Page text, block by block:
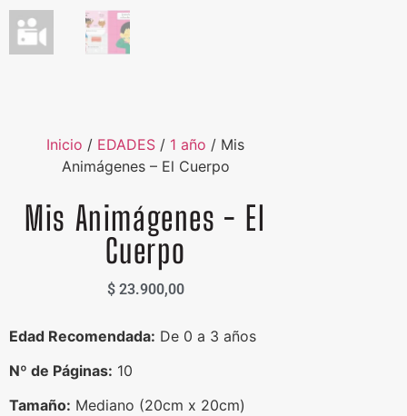
Inicio / EDADES / 1 año / Mis
Animágenes – El Cuerpo
Mis Animágenes - El
Cuerpo
$23.900,00
Edad Recomendada: De 0 a 3 años
Nº de Páginas: 10
Tamaño: Mediano (20cm x 20cm)